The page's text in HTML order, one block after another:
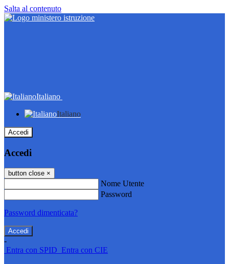
Salta al contenuto
Italiano
Italiano
Accedi
Accedi
button close ×
Nome Utente
Password
Password dimenticata?
-
Entra con SPID Entra con CIE